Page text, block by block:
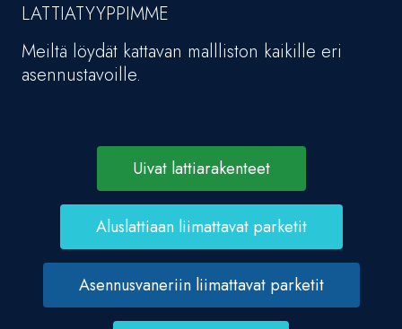
LATTIATYYPPIMME
Meiltä löydät kattavan mallliston kaikille eri
asennustavoille.
Uivat lattiarakenteet
Aluslattiaan liimattavat parketit
Asennusvaneriin liimattavat parketit